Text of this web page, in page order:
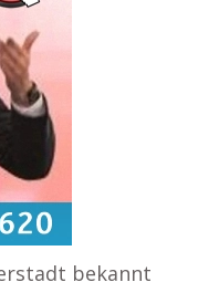
bekannt